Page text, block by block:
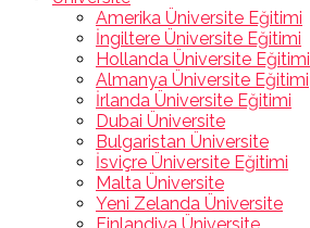
Amerika Üniversite Eğitimi
İngiltere Üniversite Eğitimi
Hollanda Üniversite Eğitimi
Almanya Üniversite Eğitimi
İrlanda Üniversite Eğitimi
Dubai Üniversite
Bulgaristan Üniversite
İsviçre Üniversite Eğitimi
Malta Üniversite
Yeni Zelanda Üniversite